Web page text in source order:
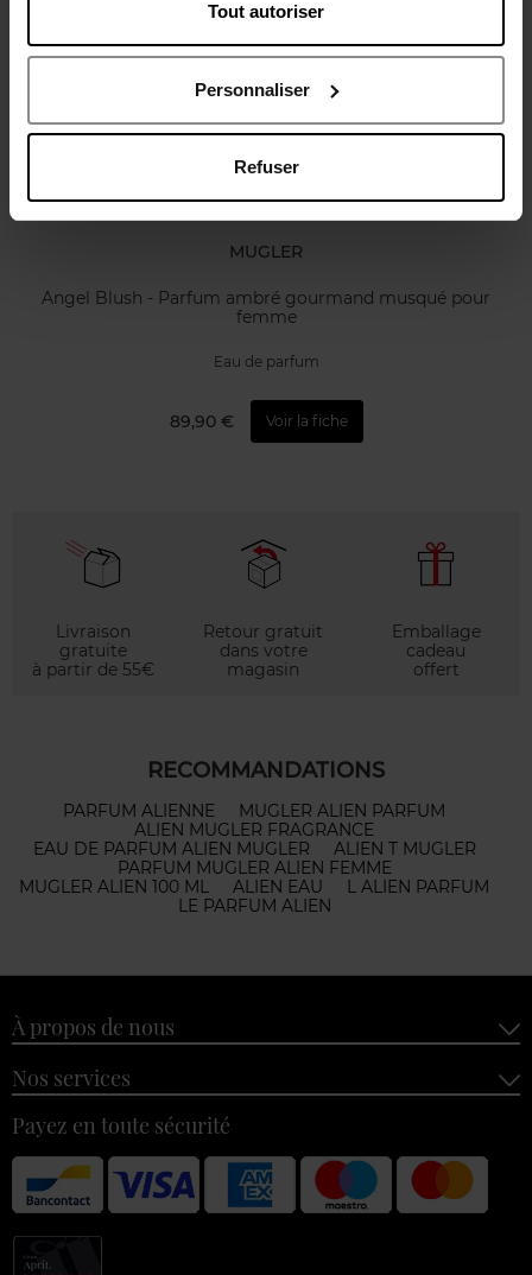
Tout autoriser
Personnaliser
Refuser
Vous aimerez peut-être
MUGLER
Angel Blush - Parfum ambré gourmand musqué pour
femme
Eau de parfum
89,90 € Voir la fiche
Livraison
gratuite
à partir de 55€
Retour gratuit
dans votre
magasin
Emballage
cadeau
offert
RECOMMANDATIONS
PARFUM ALIENNE
MUGLER ALIEN PARFUM
ALIEN MUGLER FRAGRANCE
EAU DE PARFUM ALIEN MUGLER
ALIEN T MUGLER
PARFUM MUGLER ALIEN FEMME
MUGLER ALIEN 100 ML
ALIEN EAU
L ALIEN PARFUM
LE PARFUM ALIEN
À propos de nous
Nos services
Payez en toute sécurité